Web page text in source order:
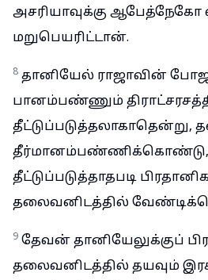
அசரியாவுக்கு ஆபேத்நேகோ
மறுபெயரிட்டான்.
8 தானியேல் ராஜாவின்
பானம்பண்ணும்
தீட்டுப்படுத்தலாகாதென்று,
தீட்டுப்படுத்தாதபடி
தலைவனிடத்தில்
9 தேவன் தானியேலுக்குப்
தலைவனிடத்தில் தயவும்